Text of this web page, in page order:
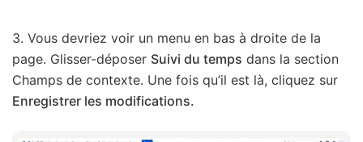
3. Vous devriez voir un menu en bas à droite de la
page. Glisser-déposer Suivi du temps dans la section
Champs de contexte. Une fois qu’il est là, cliquez sur
Enregistrer les modifications.